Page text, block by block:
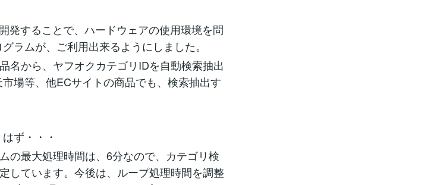
発することで、ハードウェアの使用環境を問
ラムが、ご利用出来るようにしました。
名から、ヤフオクカテゴリIDを自動検索抽出
場等、他ECサイトの商品でも、検索抽出す
ず・・・
の最大処理時間は、6分なので、カテゴリ検
しています。今後は、ループ処理時間を調整